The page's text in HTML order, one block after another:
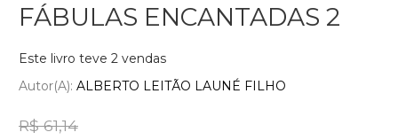
FÁBULAS ENCANTADAS 2
Este livro teve 2 vendas
Autor(a): ALBERTO LEITÃO LAUNÉ FILHO
R$ 61,14